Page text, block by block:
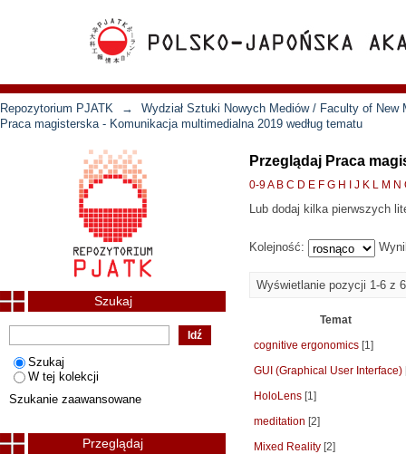
Repozytorium PJATK →
Wydział Sztuki Nowych Mediów / Faculty of New
Praca magisterska - Komunikacja multimedialna 2019 według tematu
Przeglądaj Praca
0-9A B C D E F G H J K L M N
Lub dodaj kilka pierwszych
Kolejność:
Wyświetlanie pozycji 1-6 z 6
Temat
cognitive ergonomics [1]
GUI (Graphical User Interface)
HoloLens [1]
meditation [2]
Mixed Reality [2]
Szukaj
Szukaj
W tej kolekcji
Szukanie zaawansowane
Przeglądaj